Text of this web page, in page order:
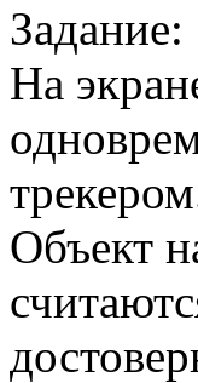
Задание:
На
Объект